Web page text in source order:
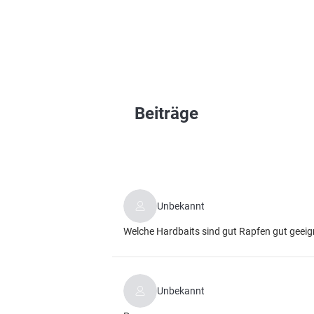
Beiträge
Unbekannt
Welche Hardbaits sind gut Rapfen gut
Unbekannt